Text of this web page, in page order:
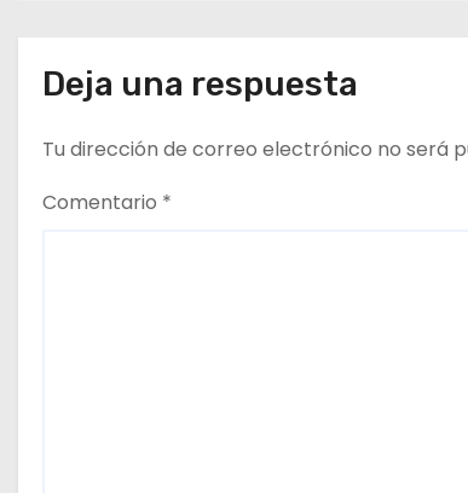
a
Deja una respuesta
Tu dirección de correo electrónico no será
Comentario *